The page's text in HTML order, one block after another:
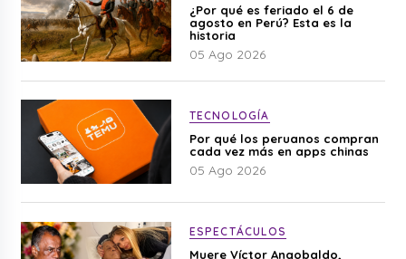
¿Por qué es feriado el 6 de
agosto en Perú? Esta es la
historia
05 Ago 2026
TECNOLOGÍA
Por qué los peruanos compran
cada vez más en apps chinas
05 Ago 2026
ESPECTÁCULOS
Muere Víctor Angobaldo,